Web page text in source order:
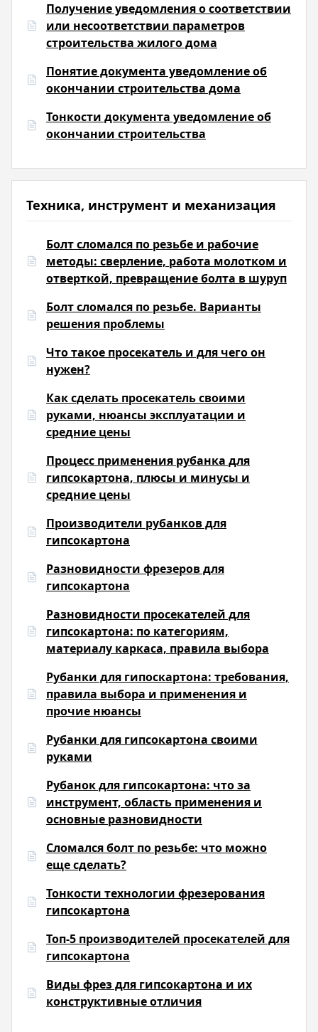
Получение уведомления о соответствии
или несоответствии параметров
строительства жилого дома
Понятие документа уведомление об
окончании строительства дома
Тонкости документа уведомление об
окончании строительства
Техника, инструмент и механизация
Болт сломался по резьбе и рабочие
методы: сверление, работа молотком и
отверткой, превращение болта в шуруп
Болт сломался по резьбе. Варианты
решения проблемы
Что такое просекатель и для чего он
нужен?
Как сделать просекатель своими
руками, нюансы эксплуатации и
средние цены
Процесс применения рубанка для
гипсокартона, плюсы и минусы и
средние цены
Производители рубанков для
гипсокартона
Разновидности фрезеров для
гипсокартона
Разновидности просекателей для
гипсокартона: по категориям,
материалу каркаса, правила выбора
Рубанки для гипоскартона: требования,
правила выбора и применения и
прочие нюансы
Рубанки для гипсокартона своими
руками
Рубанок для гипсокартона: что за
инструмент, область применения и
основные разновидности
Сломался болт по резьбе: что можно
еще сделать?
Тонкости технологии фрезерования
гипсокартона
Топ-5 производителей просекателей для
гипсокартона
Виды фрез для гипсокартона и их
конструктивные отличия